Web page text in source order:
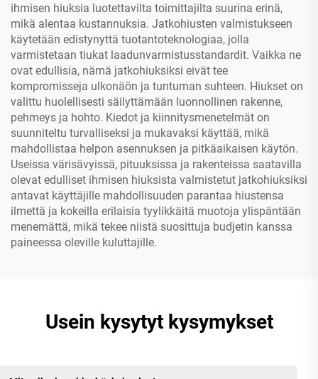
ihmisen hiuksia luotettavilta toimittajilta suurina erinä,
mikä alentaa kustannuksia. Jatkohiusten valmistukseen
käytetään edistynyttä tuotantoteknologiaa, jolla
varmistetaan tiukat laadunvarmistusstandardit. Vaikka ne
ovat edullisia, nämä jatkohiuksiksi eivät tee
kompromisseja ulkonäön ja tuntuman suhteen. Hiukset on
valittu huolellisesti säilyttämään luonnollinen rakenne,
pehmeys ja hohto. Kiedot ja kiinnitysmenetelmät on
suunniteltu turvalliseksi ja mukavaksi käyttää, mikä
mahdollistaa helpon asennuksen ja pitkäaikaisen käytön.
Useissa värisävyissä, pituuksissa ja rakenteissa saatavilla
olevat edulliset ihmisen hiuksista valmistetut jatkohiuksiksi
antavat käyttäjille mahdollisuuden parantaa hiustensa
ilmettä ja kokeilla erilaisia tyylikkäitä muotoja ylispäntään
menemättä, mikä tekee niistä suosittuja budjetin kanssa
paineessa oleville kuluttajille.
Usein kysytyt kysymykset